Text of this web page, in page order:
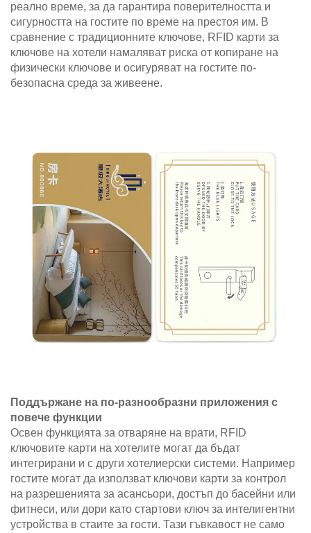
реално време, за да гарантира поверителността и
сигурността на гостите по време на престоя им. В
сравнение с традиционните ключове, RFID карти за
ключове на хотели намаляват риска от копиране на
физически ключове и осигуряват на гостите по-
безопасна среда за живеене.
Поддържане на по-разнообразни приложения с
повече функции
Освен функцията за отваряне на врати, RFID
ключовите карти на хотелите могат да бъдат
интегрирани и с други хотелиерски системи. Например
гостите могат да използват ключови карти за контрол
на разрешенията за асансьори, достъп до басейни или
фитнеси, или дори като стартови ключ за интелигентни
устройства в стаите за гости. Тази гъвкавост не само